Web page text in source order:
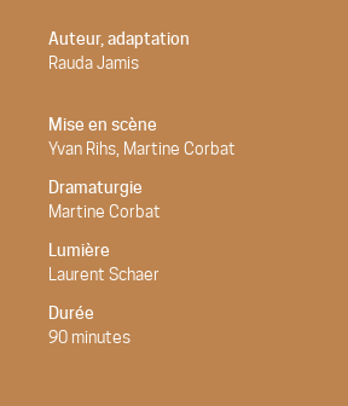
Auteur, adaptation
Rauda Jamis
Mise en scène
Yvan Rihs, Martine Corbat
Dramaturgie
Martine Corbat
Lumière
Laurent Schaer
Durée
90 minutes